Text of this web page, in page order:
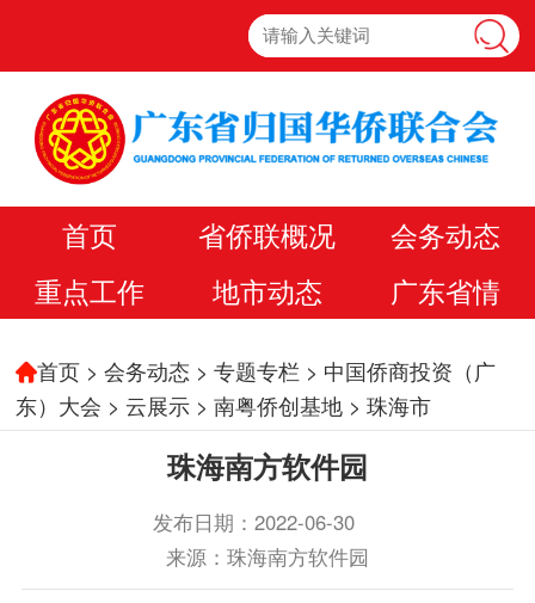
首页 省侨联概况
会务动态
重点工作
地市动态 广东省情
首页 >会务动态 >专题专栏 > 中国侨商投资（广
东）大会 > 云展示 >南粤侨创基地 >珠海市
珠海南方软件园
发布日期：2022-06-30
来源：珠海南方软件园